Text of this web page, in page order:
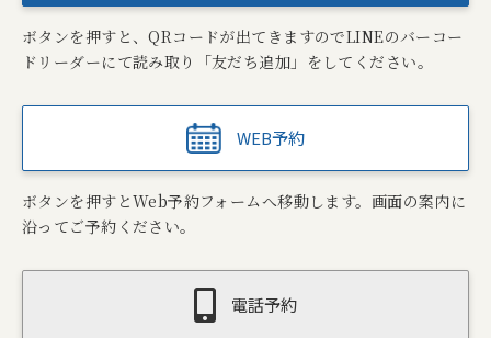
電話予約
WEB予約
ボタンを押すとWeb予約フォームへ移動します。画面の案内に
沿ってご予約ください。
ボタンを押すと、QRコードが出てきますのでLINEのバーコー
ドリーダーにて読み取り「友だち追加」をしてください。